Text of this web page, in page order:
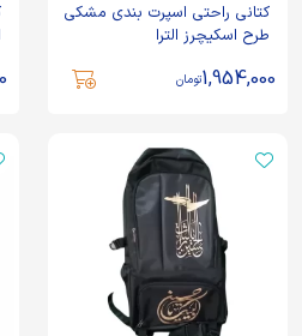
کتانی راحتی اسپرت بندی مشکی
طرح اسکیچرز الترا
1,954,000تومان